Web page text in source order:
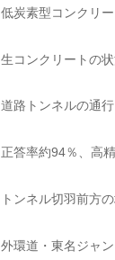
低炭素型コンクリ
生コンクリートの
道路トンネルの通
正答率約94％、高
トンネル切羽前方
外環道・東名ジャ